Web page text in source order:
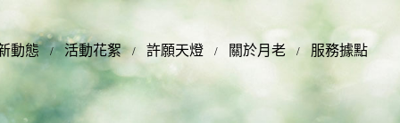
動態 活動花絮 許願天燈 關於月老 服務據點